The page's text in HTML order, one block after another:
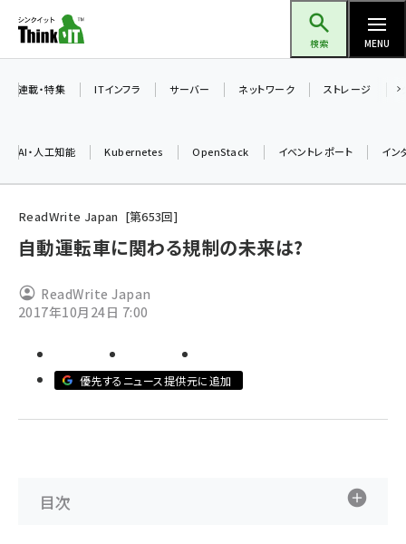
ン
ツ
検索 MENU
加藤銘のチーム貢献～仲間と築いた勝利の絆～ (2325)
北海道をのんびり旅する晴山佳須夫のヒント集！ (2047)
genai (1492)
連載・特集 ITインフラ サーバー ネットワーク ストレージ
AI・人工知能 Kubernetes OpenStack イベントレポート イン
ReadWrite Japan 第653回
自動運転車に関わる規制の未来は?
ReadWrite Japan
2017年10月24日 7:00
優先するニュース提供元に追加
目次